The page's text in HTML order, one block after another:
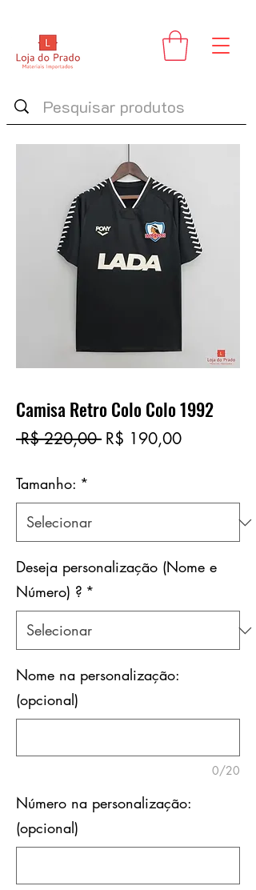
Camisa Retro Colo Colo 1992
R$ 220,00 Preço
R$ 190,00Preço
Tamanho: *
Deseja personalização (Nome e
Número) ? *
Nome na personalização:
(opcional)
0/20
Número na personalização:
(opcional)